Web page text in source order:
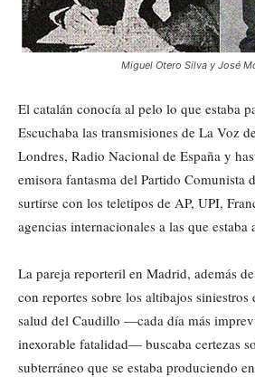
Miguel Otero Silva y José
El catalán conocía al pelo lo que estaba
Escuchaba las transmisiones de La Voz
Londres, Radio Nacional de España y
emisora fantasma del Partido Comunista
surtirse con los teletipos de AP, UPI,
agencias internacionales a las que
La pareja reporteril en Madrid, además
con reportes sobre los altibajos siniestros
salud del Caudillo —cada día más
inexorable fatalidad— buscaba certezas
subterráneo que se estaba produciendo